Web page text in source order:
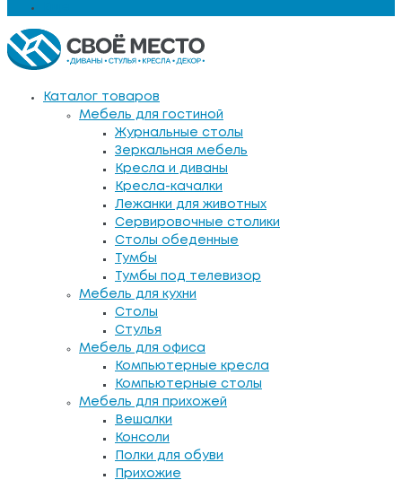
Каталог товаров
Мебель для гостиной
Журнальные столы
Зеркальная мебель
Кресла и диваны
Кресла-качалки
Лежанки для животных
Сервировочные столики
Столы обеденные
Тумбы
Тумбы под телевизор
Мебель для кухни
Столы
Стулья
Мебель для офиса
Компьютерные кресла
Компьютерные столы
Мебель для прихожей
Вешалки
Консоли
Полки для обуви
Прихожие